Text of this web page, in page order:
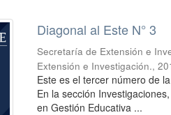
Diagonal al Este N° 3
Secretaría de Extensión e
Extensión e Investigación.,
Este es el tercer número de
En la sección
en Gestión Educativa ...